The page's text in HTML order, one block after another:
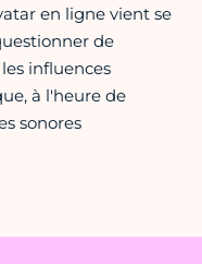
en ligne vient se
de
influences
à l'heure de
sonores